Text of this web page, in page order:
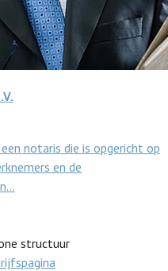
notaris die is opgericht op
en de
structuur